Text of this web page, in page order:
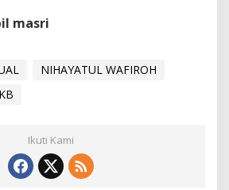
masri
NIHAYATUL WAFIROH
Ikuti Kami